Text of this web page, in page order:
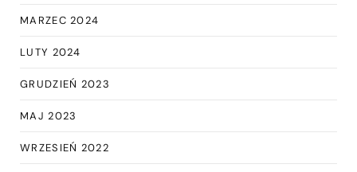
MARZEC 2024
LUTY 2024
GRUDZIEŃ 2023
MAJ 2023
WRZESIEŃ 2022